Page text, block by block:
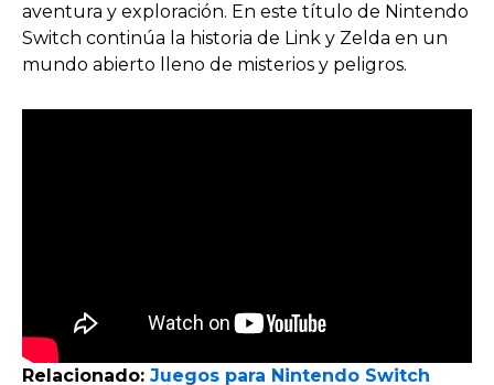
aventura y exploración. En este título de Nintendo
Switch continúa la historia de Link y Zelda en un
mundo abierto lleno de misterios y peligros.
Relacionado: Juegos para Nintendo Switch